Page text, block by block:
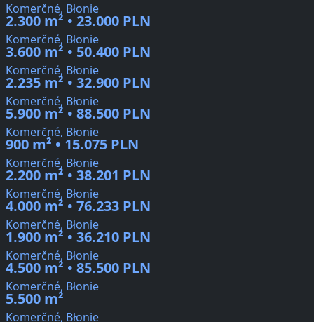
Komerčné, Błonie
2.300 m² • 23.000 PLN
Komerčné, Błonie
3.600 m² • 50.400 PLN
Komerčné, Błonie
2.235 m² • 32.900 PLN
Komerčné, Błonie
5.900 m² • 88.500 PLN
Komerčné, Błonie
900 m² • 15.075 PLN
Komerčné, Błonie
2.200 m² • 38.201 PLN
Komerčné, Błonie
4.000 m² • 76.233 PLN
Komerčné, Błonie
1.900 m² • 36.210 PLN
Komerčné, Błonie
4.500 m² • 85.500 PLN
Komerčné, Błonie
5.500 m²
Komerčné, Błonie